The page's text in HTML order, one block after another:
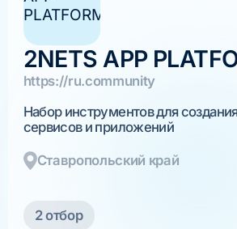
2NETS APP
https://ru.community
Набор инструментов для
сервисов и приложений
Ставропольский край
2 отбор